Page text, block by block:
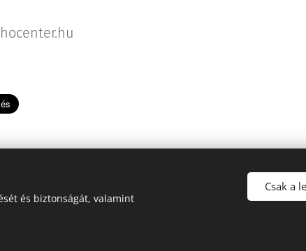
és biztonságát, valamint
Csak a